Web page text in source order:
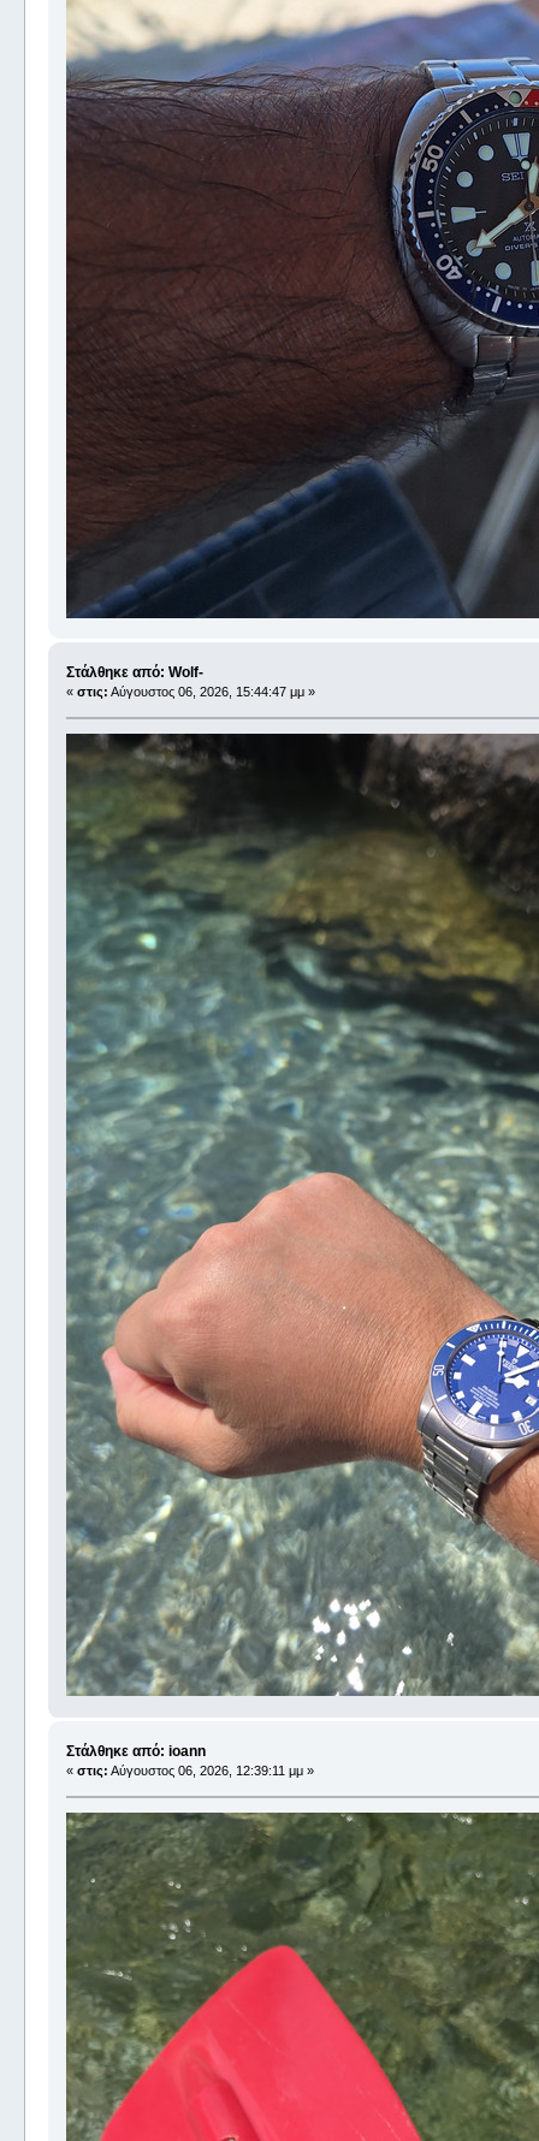
Στάλθηκε από: Wolf-
« στις: Αύγουστος 06, 2026, 15:44:47 μμ »
Στάλθηκε από: ioann
« στις: Αύγουστος 06, 2026, 12:39:11 μμ »